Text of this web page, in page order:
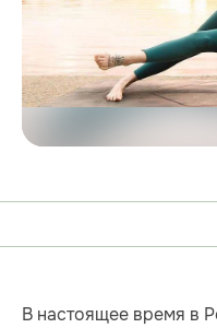
В настоящее время в